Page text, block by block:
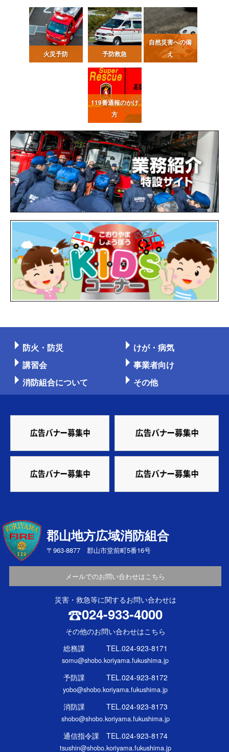
火災予防 予防救急
自然災害への備
え
119番通報のかけ
方
防火・防災
けが・病気
講習会
事業者向け
消防組合について
その他
郡山地方広域消防組合
〒963-8877 郡山市堂前町5番16号
メールでのお問い合わせはこちら
災害・救急等に関するお問い合わせは
024-933-4000
その他のお問い合わせはこちら
総務課 TEL.024-923-8171
somu@shobo.koriyama.fukushima.jp
予防課 TEL.024-923-8172
yobo@shobo.koriyama.fukushima.jp
消防課 TEL.024-923-8173
shobo@shobo.koriyama.fukushima.jp
通信指令課 TEL.024-923-8174
tsushin@shobo.koriyama.fukushima.jp